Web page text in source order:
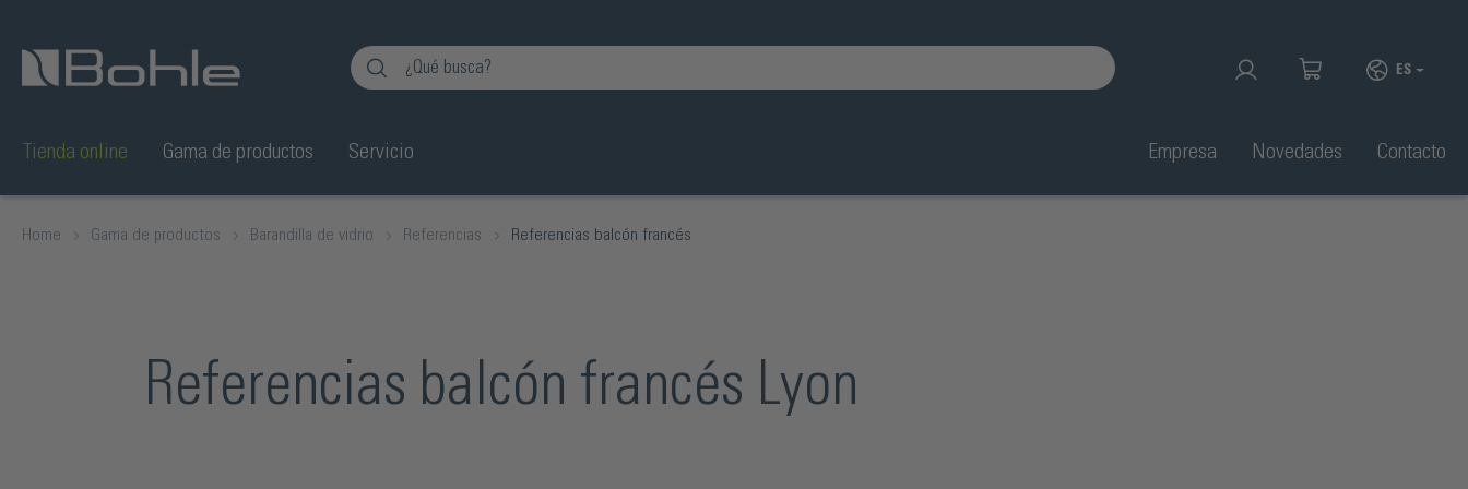
ES
Tienda online Gama de productos Servicio Empresa Novedades Contacto
Home Gama de productos Barandilla de vidrio Referencias Referencias balcón francés
Referencias balcón francés Lyon